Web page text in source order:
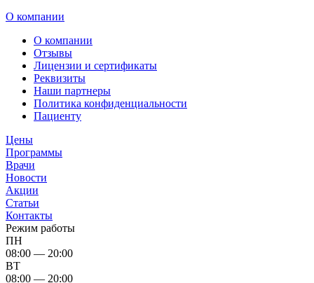
О компании
О компании
Отзывы
Лицензии и сертификаты
Реквизиты
Наши партнеры
Политика конфиденциальности
Пациенту
Цены
Программы
Врачи
Новости
Акции
Статьи
Контакты
Режим работы
ПН
08:00 — 20:00
ВТ
08:00 — 20:00